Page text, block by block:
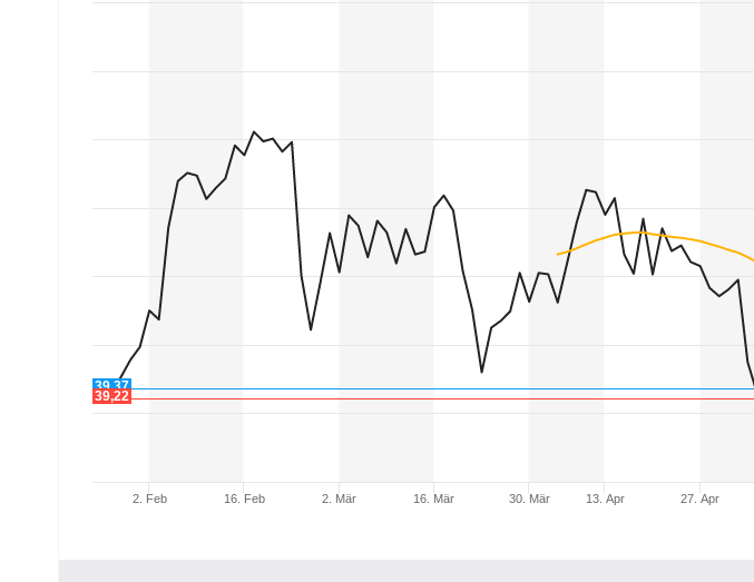
Mein B:O
Folgen Sie uns
Kontakt
2. Feb 16. Feb 2. Mär 16. Mär 30. Mär 13. Apr 27. Apr
39,37
39,22